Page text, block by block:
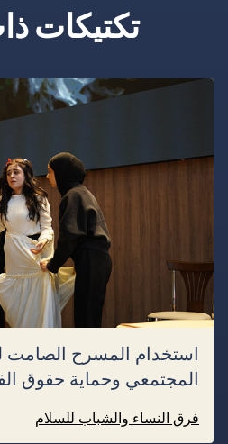
تكتيكات
استخدام المسرح الصامت
المجتمعي وحماية حقوق
فرق النساء والشباب للسلام